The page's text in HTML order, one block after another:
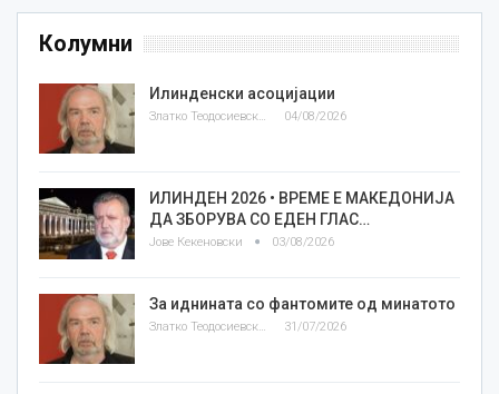
Колумни
Илинденски асоцијации
04/08/2026
ИЛИНДЕН 2026 • ВРЕМЕ Е МАКЕДОНИЈА
ДА ЗБОРУВА СО ЕДЕН ГЛАС…
Јове Кекеновски 03/08/2026
За иднината со фантомите од минатото
Златко Теодосиевски 31/07/2026